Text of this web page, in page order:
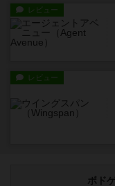
レビュー
レビュー
ボド